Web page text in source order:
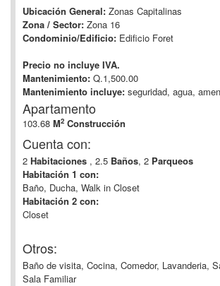
Ubicación General: Zonas Capitalinas
Zona / Sector: Zona 16
Condominio/Edificio: Edificio Foret
Precio no incluye IVA.
Mantenimiento: Q.1,500.00
Mantenimiento incluye: seguridad, agua,
Apartamento
103.68 M2 Construcción
Cuenta con:
2 Habitaciones , 2.5 Baños, 2 Parqueos
Habitación 1 con:
Baño, Ducha, Walk in Closet
Habitación 2 con:
Closet
Otros:
Baño de visita, Cocina, Comedor, Lavanderia,
Sala Familiar